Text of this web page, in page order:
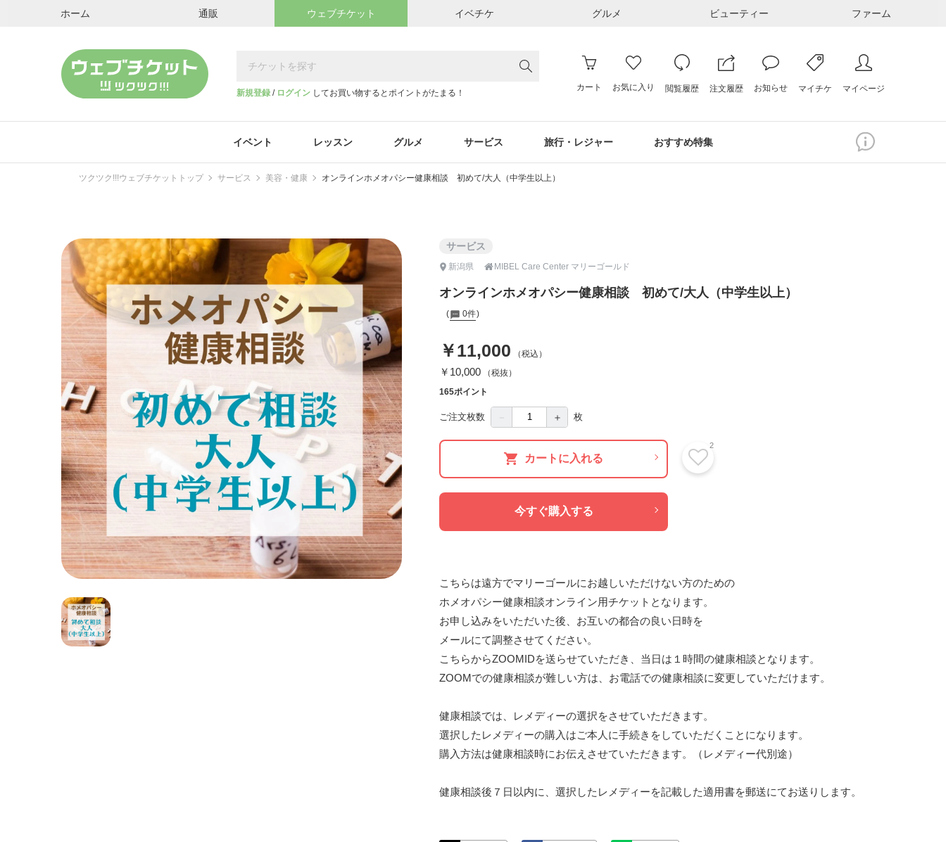
ホーム 通販 ウェブチケット イベチケ グルメ ビューティー ファーム
新規登録 / ログイン してお買い物するとポイントがたまる！
カート お気に入り 閲覧履歴 注文履歴 お知らせ マイチケ マイページ
イベント レッスン グルメ サービス 旅行・レジャー おすすめ特集
ツクツク!!!ウェブチケットトップ サービス 美容・健康 オンラインホメオパシー健康相談 初めて/大人（中学生以上）
サービス
新潟県  MIBEL Care Center マリーゴールド
オンラインホメオパシー健康相談 初めて/大人（中学生以上）
0件
￥11,000 （税込）
￥10,000 （税抜）
165ポイント
ご注文枚数 ＋ 枚
カートに入れる
2
今すぐ購入する
こちらは遠方でマリーゴールにお越しいただけない方のための
ホメオパシー健康相談オンライン用チケットとなります。
お申し込みをいただいた後、お互いの都合の良い日時を
メールにて調整させてください。
こちらからZOOMIDを送らせていただき、当日は１時間の健康相談となります。
ZOOMでの健康相談が難しい方は、お電話での健康相談に変更していただけます。
健康相談では、レメディーの選択をさせていただきます。
選択したレメディーの購入はご本人に手続きをしていただくことになります。
購入方法は健康相談時にお伝えさせていただきます。（レメディー代別途）
健康相談後７日以内に、選択したレメディーを記載した適用書を郵送にてお送りします。